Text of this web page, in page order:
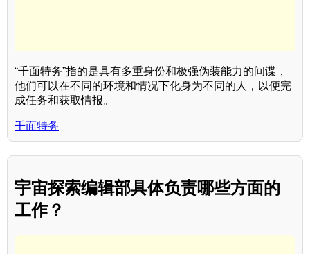
“千面特务”指的是具有多重身份和极强伪装能力的间谍，
他们可以在不同的环境和情况下化身为不同的人，以便完
成任务和获取情报。
千面特务
宇宙探索编辑部具体负责哪些方面的
工作？